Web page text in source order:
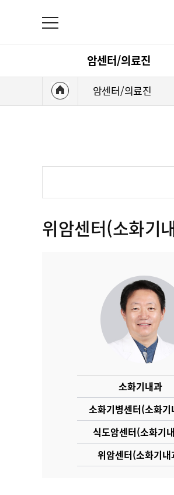
암센터/의료진
암센터/의료진
위암센터(소화기
소화기내과
소화기병센터(소화기
식도암센터(소화기
위암센터(소화기내
진료예약